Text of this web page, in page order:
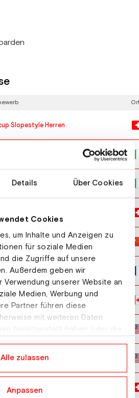
Details Über Cookies
Cookies
um Inhalte und Anzeigen zu
für soziale Medien
die Zugriffe auf unsere
Außerdem geben wir
unserer Website an
Medien, Werbung und
Partner führen diese
mit weiteren Daten
Alle zulassen
Anpassen
Slopestyle Herren
Winterspiele Big Air Herren
Winterspiele Slopestyle Herren
Big Air Herren
Big Air Herren
Slopestyle Herren
Slopestyle Herren
Slopestyle Herren